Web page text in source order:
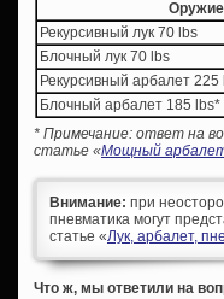
Оружие
Рекурсивный лук 70 lbs
Блочный лук 70 lbs
Рекурсивный арбалет 225
Блочный арбалет 185 lbs*
* Примечание: ответ на
статье «Мощный
Внимание: при
пневматика могут
статье «Лук, арбалет,
Что ж, мы ответили на